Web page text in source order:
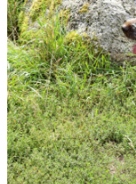
53% Match